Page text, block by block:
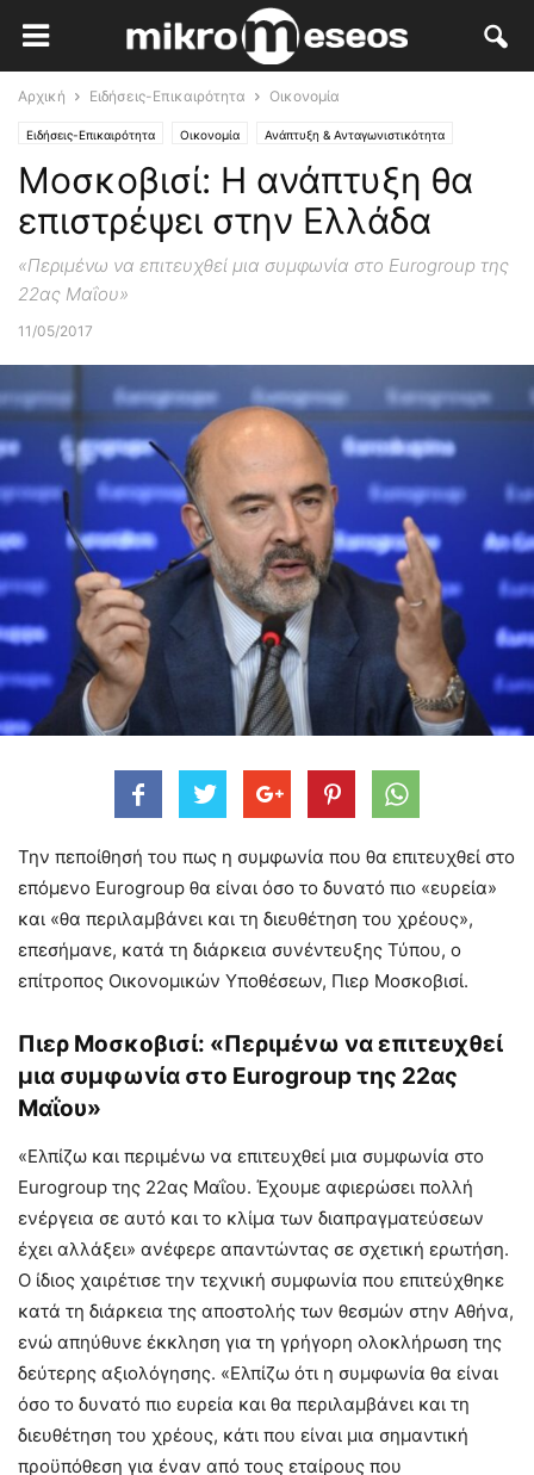
Αρχική Ειδήσεις-Επικαιρότητα Οικονομία
Ειδήσεις-Επικαιρότητα Οικονομία Ανάπτυξη & Ανταγωνιστικότητα
Μοσκοβισί: Η ανάπτυξη θα
επιστρέψει στην Ελλάδα
«Περιμένω να επιτευχθεί μια συμφωνία στο Eurogroup της
22ας Μαΐου»
11/05/2017
Την πεποίθησή του πως η συμφωνία που θα επιτευχθεί στο
επόμενο Eurogroup θα είναι όσο το δυνατό πιο «ευρεία»
και «θα περιλαμβάνει και τη διευθέτηση του χρέους»,
επεσήμανε, κατά τη διάρκεια συνέντευξης Τύπου, ο
επίτροπος Οικονομικών Υποθέσεων, Πιερ Μοσκοβισί.
Πιερ Μοσκοβισί: «Περιμένω να επιτευχθεί
μια συμφωνία στο Eurogroup της 22ας
Μαΐου»
«Ελπίζω και περιμένω να επιτευχθεί μια συμφωνία στο
Eurogroup της 22ας Μαΐου. Έχουμε αφιερώσει πολλή
ενέργεια σε αυτό και το κλίμα των διαπραγματεύσεων
έχει αλλάξει» ανέφερε απαντώντας σε σχετική ερωτήση.
Ο ίδιος χαιρέτισε την τεχνική συμφωνία που επιτεύχθηκε
κατά τη διάρκεια της αποστολής των θεσμών στην Αθήνα,
ενώ απηύθυνε έκκληση για τη γρήγορη ολοκλήρωση της
δεύτερης αξιολόγησης. «Ελπίζω ότι η συμφωνία θα είναι
όσο το δυνατό πιο ευρεία και θα περιλαμβάνει και τη
διευθέτηση του χρέους, κάτι που είναι μια σημαντική
προϋπόθεση για έναν από τους εταίρους που